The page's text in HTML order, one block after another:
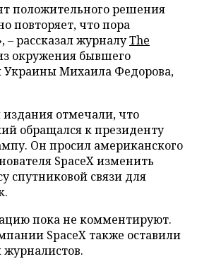
положительного решения
повторяет, что пора
– рассказал журналуThe
окружения бывшего
Украины Михаила Федорова,
отмечали, что
обращался к президенту
Он просил американского
SpaceX изменить
спутниковой связи для
пока не комментируют.
SpaceX также оставили
журналистов.